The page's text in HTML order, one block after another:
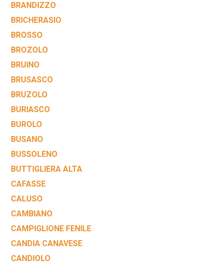
BRANDIZZO
BRICHERASIO
BROSSO
BROZOLO
BRUINO
BRUSASCO
BRUZOLO
BURIASCO
BUROLO
BUSANO
BUSSOLENO
BUTTIGLIERA ALTA
CAFASSE
CALUSO
CAMBIANO
CAMPIGLIONE FENILE
CANDIA CANAVESE
CANDIOLO